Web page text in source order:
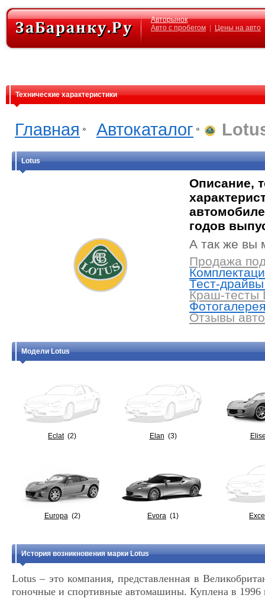
Авторынок
Авто с пробегом
Цены на авто
Технические характеристики
Главная Автокаталог
Lotus
Описание,
годов
А так же вы
Продажа
Тест-
Краш-тесты
Отзывы
Модели Lotus
Eclat (2) Elan (3)
Europa (2) Evora (1)
История возникновения марки Lotus
Lotus – это компания, представленная в
гоночные и спортивные автомашины. Куплена в 1996